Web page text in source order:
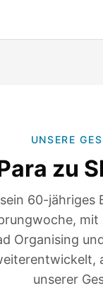
UNSERE
zu
60-jähriges
Organising
unserer